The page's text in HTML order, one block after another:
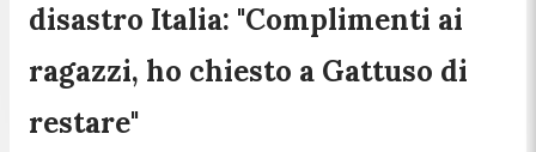
disastro Italia: "Complimenti ai
ragazzi, ho chiesto a Gattuso di
restare"